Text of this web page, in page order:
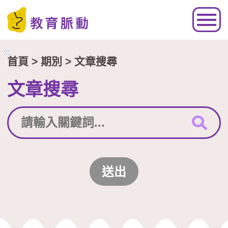
跳到主要內容區塊
:::
首頁 > 期別 > 文章搜尋
文章搜尋
送出